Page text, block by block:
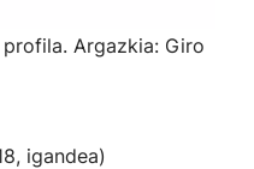
Argazkia: Giro
igandea)